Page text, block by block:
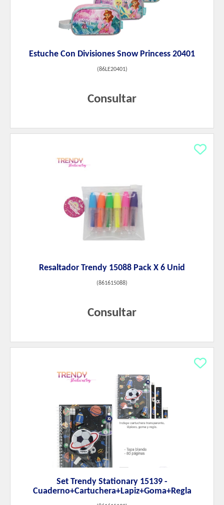
Estuche Con Divisiones Snow Princess 20401
(86LE20401)
Consultar
Resaltador Trendy 15088 Pack X 6 Unid
(861615088)
Consultar
Set Trendy Stationary 15139 -
Cuaderno+Cartuchera+Lapiz+Goma+Regla